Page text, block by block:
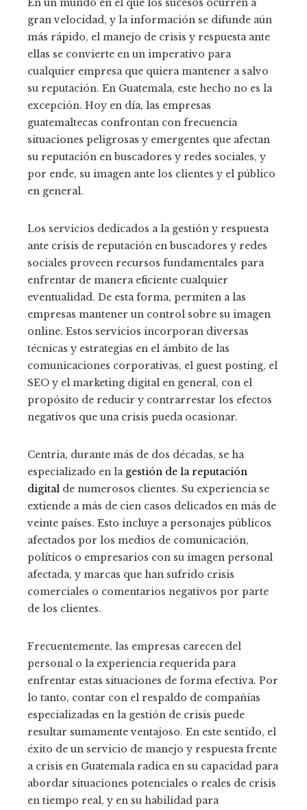
En un mundo en el que los sucesos ocurren a
gran velocidad, y la información se difunde aún
más rápido, el manejo de crisis y respuesta ante
ellas se convierte en un imperativo para
cualquier empresa que quiera mantener a salvo
su reputación. En Guatemala, este hecho no es la
excepción. Hoy en día, las empresas
guatemaltecas confrontan con frecuencia
situaciones peligrosas y emergentes que afectan
su reputación en buscadores y redes sociales, y
por ende, su imagen ante los clientes y el público
en general.
Los servicios dedicados a la gestión y respuesta
ante crisis de reputación en buscadores y redes
sociales proveen recursos fundamentales para
enfrentar de manera eficiente cualquier
eventualidad. De esta forma, permiten a las
empresas mantener un control sobre su imagen
online. Estos servicios incorporan diversas
técnicas y estrategias en el ámbito de las
comunicaciones corporativas, el guest posting, el
SEO y el marketing digital en general, con el
propósito de reducir y contrarrestar los efectos
negativos que una crisis pueda ocasionar.
Centria, durante más de dos décadas, se ha
especializado en la gestión de la reputación
digital de numerosos clientes. Su experiencia se
extiende a más de cien casos delicados en más de
veinte países. Esto incluye a personajes públicos
afectados por los medios de comunicación,
políticos o empresarios con su imagen personal
afectada, y marcas que han sufrido crisis
comerciales o comentarios negativos por parte
de los clientes.
Frecuentemente, las empresas carecen del
personal o la experiencia requerida para
enfrentar estas situaciones de forma efectiva. Por
lo tanto, contar con el respaldo de compañías
especializadas en la gestión de crisis puede
resultar sumamente ventajoso. En este sentido, el
éxito de un servicio de manejo y respuesta frente
a crisis en Guatemala radica en su capacidad para
abordar situaciones potenciales o reales de crisis
en tiempo real, y en su habilidad para